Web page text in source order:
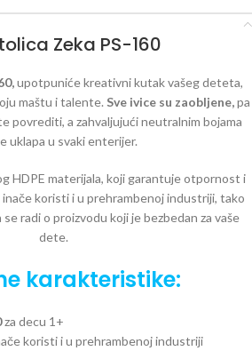
Zeka PS-160
upotpuniće kreativni kutak vašeg deteta,
maštu i talente. Sve ivice su zaobljene,pa
povrediti, a zahvaljujući neutralnim bojama
uklapa u svaki enterijer.
HDPE materijala, koji garantuje otpornost i
koristi i u prehrambenoj industriji, tako
radi o proizvodu koji je bezbedan za vaše
dete.
karakteristike:
za decu 1+
koristi i u prehrambenoj industriji